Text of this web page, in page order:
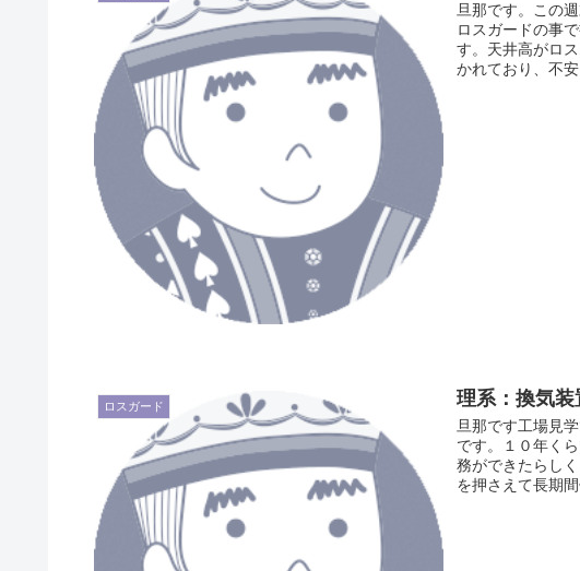
旦那です。この
ロスガードの事
す。天井高がロ
かれており、不
ロスガード 理系：換気
旦那です工場見
です。１０年く
務ができたらし
を押さえて長期